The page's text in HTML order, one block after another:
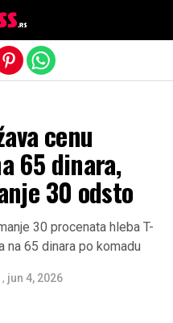
cenu
65 dinara,
30 odsto
30 procenata hleba T-
na 65 dinara po komadu
, jun 4, 2026
version